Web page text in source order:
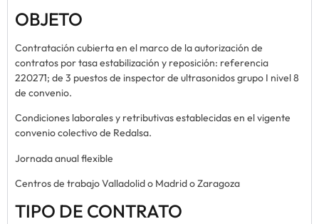
OBJETO
Contratación cubierta en el marco de la autorización de
contratos por tasa estabilización y reposición: referencia
220271; de 3 puestos de inspector de ultrasonidos grupo I nivel 8
de convenio.
Condiciones laborales y retributivas establecidas en el vigente
convenio colectivo de Redalsa.
Jornada anual flexible
Centros de trabajo Valladolid o Madrid o Zaragoza
TIPO DE CONTRATO